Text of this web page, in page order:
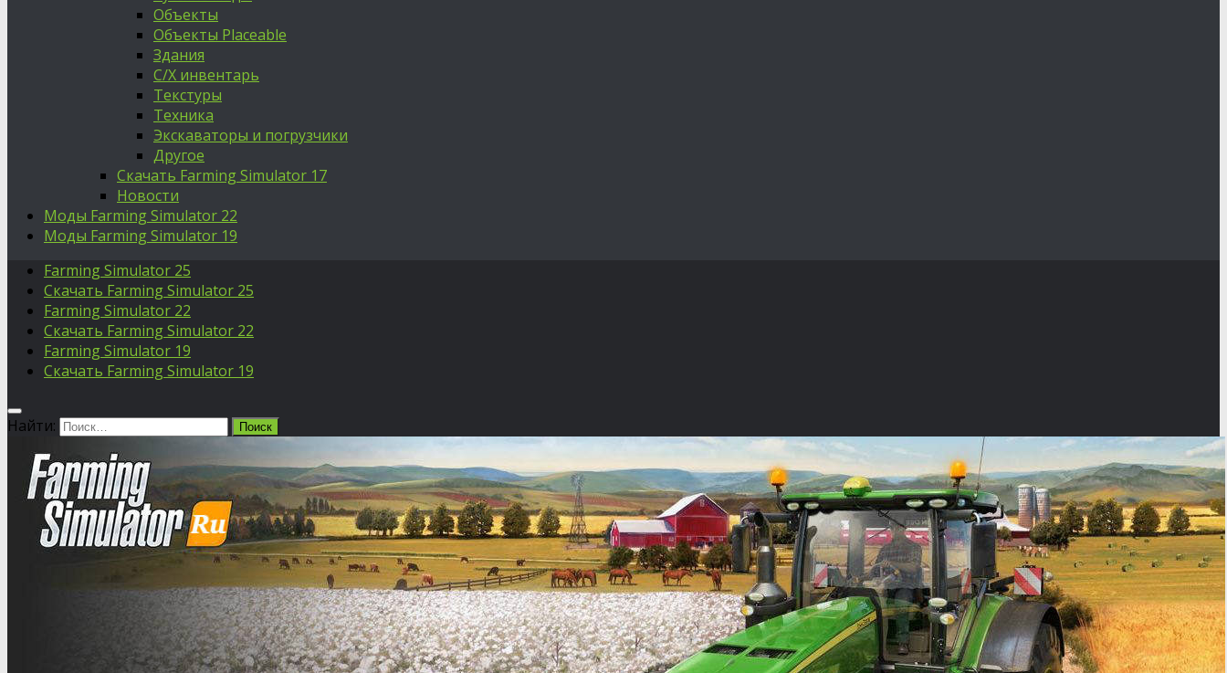
Объекты
Объекты Placeable
Здания
С/Х инвентарь
Текстуры
Техника
Экскаваторы и погрузчики
Другое
Скачать Farming Simulator 17
Новости
Моды Farming Simulator 22
Моды Farming Simulator 19
Farming Simulator 25
Скачать Farming Simulator 25
Farming Simulator 22
Скачать Farming Simulator 22
Farming Simulator 19
Скачать Farming Simulator 19
Найти: